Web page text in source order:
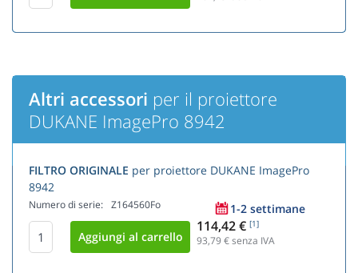
Altri accessori per il proiettore
DUKANE ImagePro 8942
FILTRO ORIGINALE per proiettore DUKANE ImagePro
8942
Numero di serie: Z164560Fo 1-2 settimane
114,42 € [1]
93,79€ senza IVA